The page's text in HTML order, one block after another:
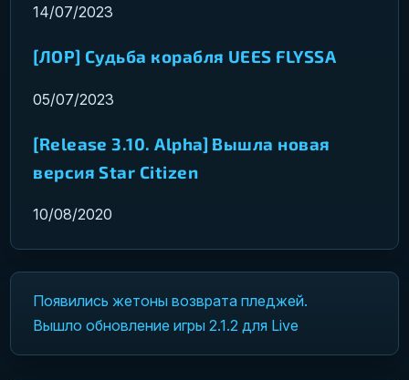
14/07/2023
[ЛОР] Судьба корабля UEES FLYSSA
05/07/2023
[Release 3.10. Alpha] Вышла новая
версия Star Citizen
10/08/2020
Навигация по записям
Появились жетоны возврата пледжей.
Вышло обновление игры 2.1.2 для Live